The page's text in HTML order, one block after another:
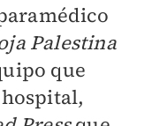
Palestina
que